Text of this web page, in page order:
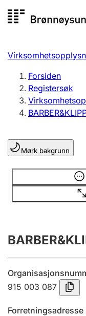
Registersøk
Aksjeselskap
Registrere, endre,
Lag og forening
Registrere,
Årsregnskap
Innsending og
Tinglysing
Forsiden
Registersøk
Mørk bakgrunn
Opplysninger er
915 003 087
Forretningsadresse